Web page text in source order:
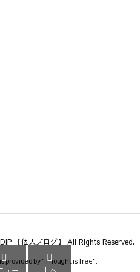
【個人ブログ】 All Rights Reserved.
provided by "Thought is free".

ュー

上へ